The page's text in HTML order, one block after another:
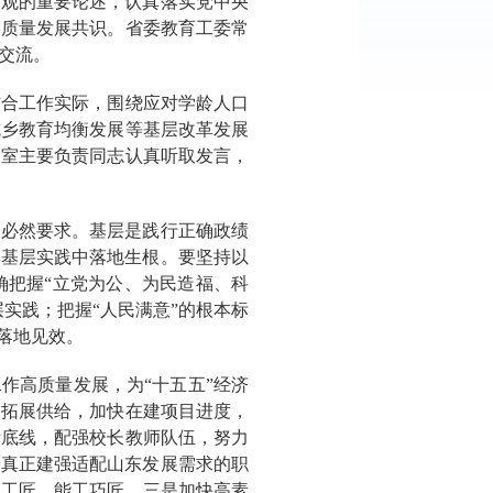
量发展共识。省委教育工委常
流。
工作实际，围绕应对学龄人口
教育均衡发展等基层改革发展
主要负责同志认真听取发言，
然要求。基层是践行正确政绩
层实践中落地生根。要坚持以
握“立党为公、为民造福、科
践；把握“人民满意”的根本标
地见效。
高质量发展，为“十五五”经济
展供给，加快在建项目进度，
线，配强校长教师队伍，努力
正建强适配山东发展需求的职